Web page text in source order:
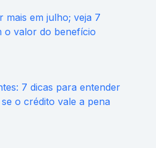
mais em julho; veja 7
o valor do benefício
7 dicas para entender
o crédito vale a pena